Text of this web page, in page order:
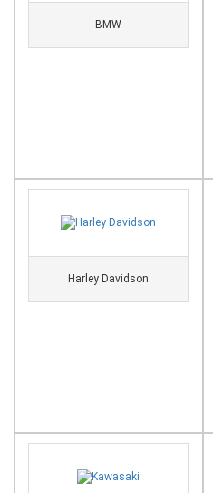
BMW
Harley Davidson